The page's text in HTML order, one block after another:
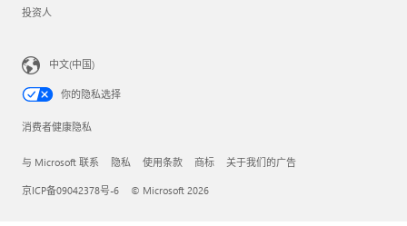
投资人
中文(中国)
你的隐私选择
消费者健康隐私
与 Microsoft 联系 隐私 使用条款 商标 关于我们的广告
京ICP备09042378号-6 © Microsoft 2026